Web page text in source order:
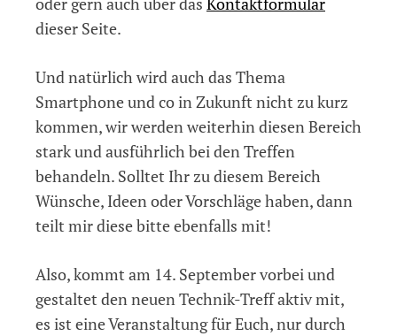
dieser Seite.
Und natürlich wird auch das Thema
Smartphone und co in Zukunft nicht zu kurz
kommen, wir werden weiterhin diesen Bereich
stark und ausführlich bei den Treffen
behandeln. Solltet Ihr zu diesem Bereich
Wünsche, Ideen oder Vorschläge haben, dann
teilt mir diese bitte ebenfalls mit!
Also, kommt am 14. September vorbei und
gestaltet den neuen Technik-Treff aktiv mit,
es ist eine Veranstaltung für Euch, nur durch